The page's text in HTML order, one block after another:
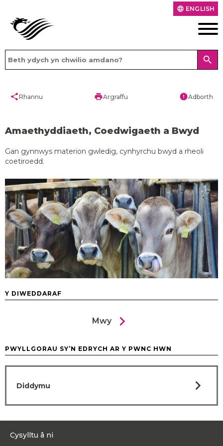
language ENGLISH
search
shareRhannu printArgraffu errorAdborth
Amaethyddiaeth, Coedwigaeth a Bwyd
Gan gynnwys materion gwledig, cynhyrchu bwyd a rheoli
coetiroedd.
Y DIWEDDARAF
Mwy chevron_right
PWYLLGORAU SY’N EDRYCH AR Y PWNC HWN
Diddymu chevron_right
Cysylltu â ni